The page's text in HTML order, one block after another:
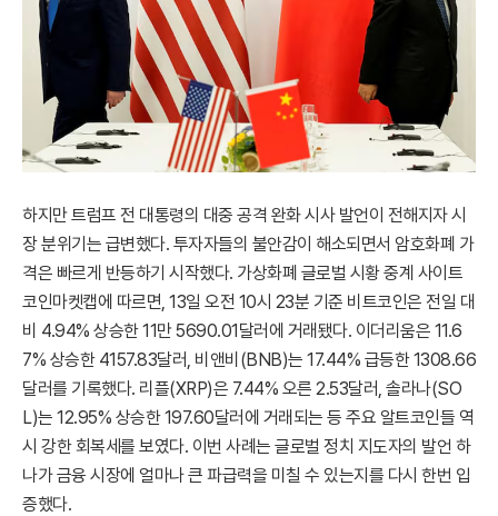
하지만 트럼프 전 대통령의 대중 공격 완화 시사 발언이 전해지자 시
장 분위기는 급변했다. 투자자들의 불안감이 해소되면서 암호화폐 가
격은 빠르게 반등하기 시작했다. 가상화폐 글로벌 시황 중계 사이트
코인마켓캡에 따르면, 13일 오전 10시 23분 기준 비트코인은 전일 대
비 4.94% 상승한 11만 5690.01달러에 거래됐다. 이더리움은 11.6
7% 상승한 4157.83달러, 비앤비(BNB)는 17.44% 급등한 1308.66
달러를 기록했다. 리플(XRP)은 7.44% 오른 2.53달러, 솔라나(SO
L)는 12.95% 상승한 197.60달러에 거래되는 등 주요 알트코인들 역
시 강한 회복세를 보였다. 이번 사례는 글로벌 정치 지도자의 발언 하
나가 금융 시장에 얼마나 큰 파급력을 미칠 수 있는지를 다시 한번 입
증했다.